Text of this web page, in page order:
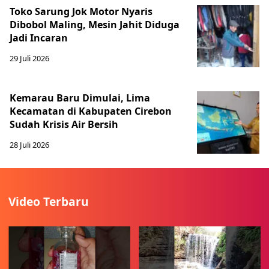
Toko Sarung Jok Motor Nyaris
Dibobol Maling, Mesin Jahit Diduga
Jadi Incaran
29 Juli 2026
Kemarau Baru Dimulai, Lima
Kecamatan di Kabupaten Cirebon
Sudah Krisis Air Bersih
28 Juli 2026
Video Terbaru